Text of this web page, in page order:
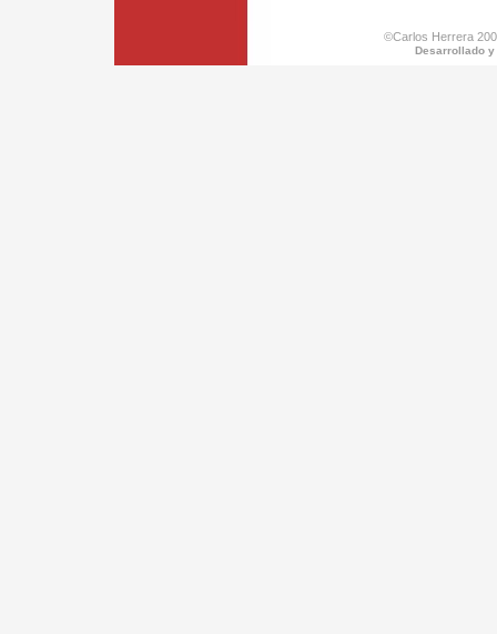
©Carlos Herrera
Desarrollado